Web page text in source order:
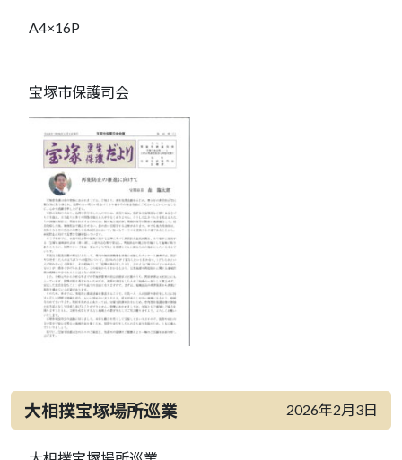
A4×16P
宝塚市保護司会
大相撲宝塚場所巡業 2026年2月3日